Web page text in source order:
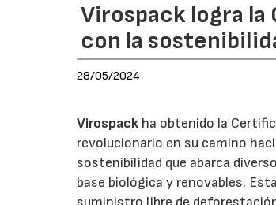
Virospack logra la
con la
28/05/2024
Virospack ha obtenido la
revolucionario en su camino
sostenibilidad que abarca
base biológica y renovables.